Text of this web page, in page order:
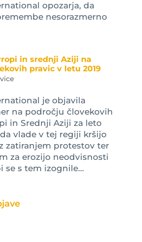
opozarja, da
nesorazmerno
in srednji Aziji na
pravic v letu 2019
je objavila
na področju človekovih
in Srednji Aziji za leto
da vlade v tej regiji kršijo
zatiranjem protestov ter
za erozijo neodvisnosti
se s tem izognile...
« Older Entries